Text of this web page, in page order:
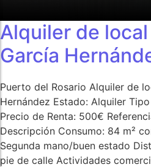
Alquiler de
García
Puerto del Rosario Alquiler de
Hernández Estado: Alquiler
Precio de Renta: 500€
Descripción Consumo: 84 m²
Segunda mano/buen estado
pie de calle Actividades